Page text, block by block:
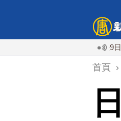
週末最接近台灣 最快9日可能登陸
首頁 ›